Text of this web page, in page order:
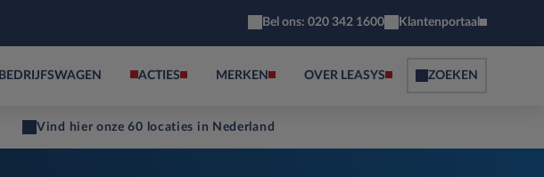
Bel ons: 020 342 1600 Klantenportaal
BEDRIJFSWAGEN ACTIES MERKEN OVER LEASYS ZOEKEN
Vind hier onze 60 locaties in Nederland